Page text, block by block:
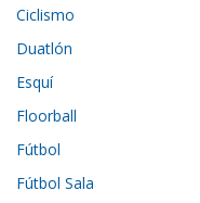
Ciclismo
Duatlón
Esquí
Floorball
Fútbol
Fútbol Sala